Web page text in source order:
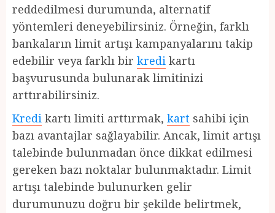
reddedilmesi durumunda, alternatif
yöntemleri deneyebilirsiniz. Örneğin, farklı
bankaların limit artışı kampanyalarını takip
edebilir veya farklı bir kredi kartı
başvurusunda bulunarak limitinizi
arttırabilirsiniz.
Kredi kartı limiti arttırmak, kart sahibi için
bazı avantajlar sağlayabilir. Ancak, limit artışı
talebinde bulunmadan önce dikkat edilmesi
gereken bazı noktalar bulunmaktadır. Limit
artışı talebinde bulunurken gelir
durumunuzu doğru bir şekilde belirtmek,